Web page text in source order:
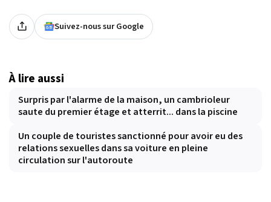
Suivez-nous sur Google
À lire aussi
Surpris par l'alarme de la maison, un cambrioleur
saute du premier étage et atterrit... dans la piscine
Un couple de touristes sanctionné pour avoir eu des
relations sexuelles dans sa voiture en pleine
circulation sur l'autoroute